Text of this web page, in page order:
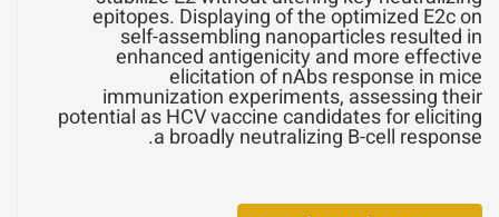
epitopes. Displaying of the optimized E2c on
self-assembling nanoparticles resulted in
enhanced antigenicity and more effective
elicitation of nAbs response in mice
immunization experiments, assessing their
potential as HCV vaccine candidates for eliciting
a broadly neutralizing B-cell response.